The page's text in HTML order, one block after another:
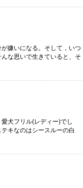
嫌いになる。そして，いつ
な思いで生きていると、そ
犬フリル(レディー)でし
キなのはシースルーの白